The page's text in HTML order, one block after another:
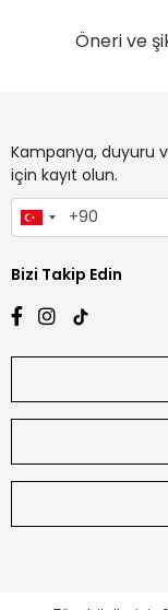
Öneri ve
Kampanya, duyuru
için kayıt olun.
Bizi Takip Edin